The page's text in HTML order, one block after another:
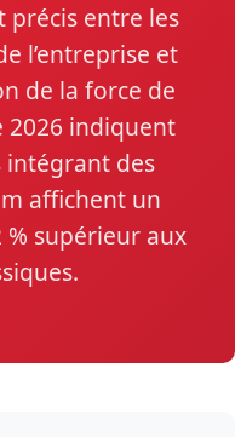
précis entre les
l’entreprise et
de la force de
2026 indiquent
intégrant des
affichent un
supérieur aux